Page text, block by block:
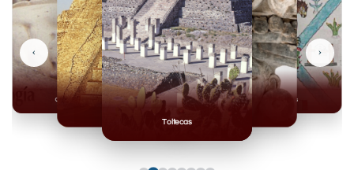
Toltecas
Mexicas
Olmecas
‹ ›